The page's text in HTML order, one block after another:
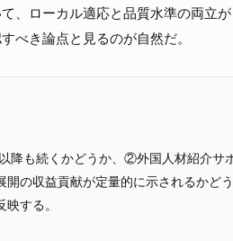
、ローカル適応と品質水準の両立
べき論点と見るのが自然だ。
降も続くかどうか、②外国人材紹介サ
の収益貢献が定量的に示されるかど
する。